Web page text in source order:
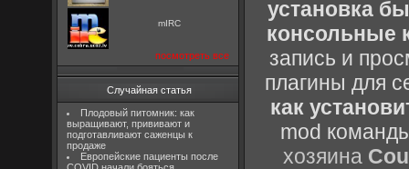
mIRC
посмотреть все
Случайная статья
Плодовый питомник: как
выращивают, прививают и
подготавливают саженцы к
продаже
Европейские пациенты после
установка
консольные
запись и
плагины для
как
mod
хозяина